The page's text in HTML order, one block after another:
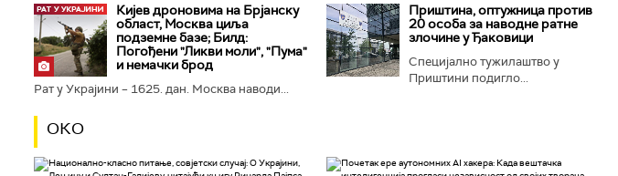
Кијев дроновима на Брјанску
област, Москва циља
подземне базе; Билд:
Погођени "Ликви моли", "Пума"
и немачки брод
Рат у Украјини – 1625. дан. Москва наводи...
Приштина, оптужница против
20 особа за наводне ратне
злочине у Ђаковици
Специјално тужилаштво у
Приштини подигло...
ОКО